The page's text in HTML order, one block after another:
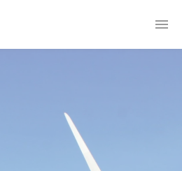
de recharge
Connecté